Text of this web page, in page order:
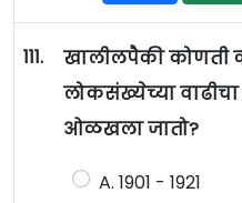
111.
खालीलपैकी कोणती
लोकसंख्येच्या
ओळखला जातो?
A. 1901 - 1921